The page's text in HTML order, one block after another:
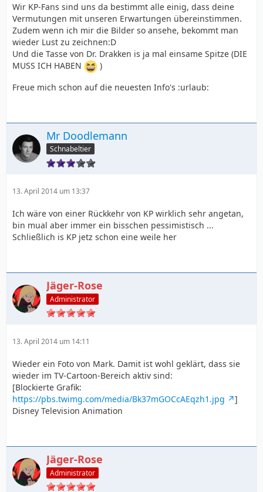
Wir KP-Fans sind uns da bestimmt alle einig, dass deine
Vermutungen mit unseren Erwartungen übereinstimmen.
Zudem wenn ich mir die Bilder so ansehe, bekommt man
wieder Lust zu zeichnen:D
Und die Tasse von Dr. Drakken is ja mal einsame Spitze (DIE
MUSS ICH HABEN
)
Freue mich schon auf die neuesten Info's :urlaub:
Mr Doodlemann
Schnabeltier
13. April 2014 um 13:37
Ich wäre von einer Rückkehr von KP wirklich sehr angetan,
bin mual aber immer ein bisschen pessimistisch ...
Schließlich is KP jetz schon eine weile her
Jäger-Rose
Administrator
13. April 2014 um 14:11
Wieder ein Foto von Mark. Damit ist wohl geklärt, dass sie
wieder im TV-Cartoon-Bereich aktiv sind:
[Blockierte Grafik:
https://pbs.twimg.com/media/Bk37mGOCcAEqzh1.jpg
]
Disney Television Animation
Jäger-Rose
Administrator